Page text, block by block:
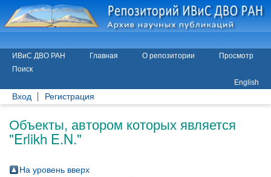
ИВиС ДВО РАН Главная О репозитории
Просмотр
Поиск
English
Вход Регистрация
Объекты, автором которых является
"Erlikh E.N."
На уровень вверх